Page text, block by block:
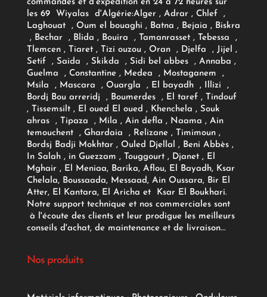
commandes et d'expédition en 24 à 72 heures sur
les 69 Wiyalas d'Algérie:Alger , Adrar, Chlef ,
Laghouat , Oum el bouaghi , Batna , Bejaia , Biskra
, Bechar , Blida , Bouira , Tamanrasset , Tebessa ,
Tlemcen , Tiaret , Tizi ouzou , Oran , Djelfa , Jijel ,
Setif , Saida , Skikda , Sidi bel abbes , Annaba ,
Guelma , Constantine , Medea , Mostaganem ,
Msila , Mascara , Ouargla , El bayadh , Illizi ,
Bordj Bou arreridj , Boumerdes , El taref , Tindouf
, Tissemsilt , El oued El oued , Khenchela , Souk
ahras , Tipaza , Mila , Ain defla , Naama , Ain
temouchent , Ghardaia , Relizane , Timimoun ,
Bordsj Badji Mokhtar , Ouled Djellal , Beni Abbès ,
In Salah , in Guezzam , Touggourt , Djanet , El
Mghair , El Meniaa, Barika, Aflou, El Bayadh, Ksar
Chelala, Boussaada, Messaad, Ain Oussara, Bir El
Atter, El Kantara, El Aricha et Ksar El Boukhari.
Notre support technique et nos commerciales sont
à l'écoute des clients et leur prodigue les meilleurs
conseils d'achat, de maintenance et de livraison...
Nos produits